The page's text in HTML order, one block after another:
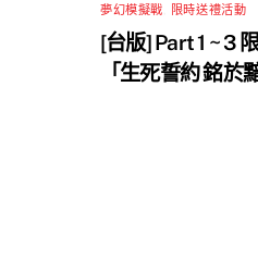
夢幻模擬戰 限時送禮活動
[台版] Part 1 ~ 3
「生死誓約 銘於